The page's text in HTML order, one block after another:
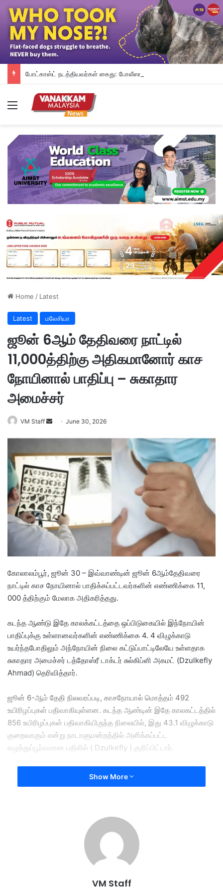
Menu
Home / Latest
Latest மலேசியா
ஜூன் 6ஆம் தேதிவரை நாட்டில்
11,000த்திற்கு அதிகமானோர் காச
நோயினால் பாதிப்பு – சுகாதார
அமைச்சர்
VM Staff
d
a
n
e
m
a
i
June 30, 2026
கோலாலம்பூர், ஜூன் 30 – இவ்வாண்டின் ஜூன் 6ஆம்தேதிவரை
நாட்டில் காச நோயினால் பாதிக்கப்பட்டவர்களின் எண்ணிக்கை 11,
000 த்திற்கும் மேலாக அதிகரித்தது.
கடந்த ஆண்டு இதே காலக்கட்டத்தை ஒப்பிடுகையில் இந்நோயின்
பாதிப்புக்கு உள்ளானவர்களின் எண்ணிக்கை 4. 4 விழுக்காடு
உயர்ந்தபோதிலும் அந்நோயின் நிலை கட்டுப்பாட்டிலேயே உள்ளதாக
சுகாதார அமைச்சர் டத்தோஸ்ரீ டாக்டர் சுல்கிப்ளி அகமட் (Dzulkefly
Ahmad) தெரிவித்தார்.
ஜூன் 6-ஆம் தேதி நிலவரப்படி, காசநோயால் மொத்தம் 492
உயிரிழப்புகள் பதிவாகியுள்ளன. கடந்த ஆண்டின் இதே காலகட்டத்தில்
856 உயிரிழப்புகள் பதிவாகியிருந்த நிலையில், இது 43.1 விழுக்காடு
குறைவாகும் என்று நாடாளுமன்றத்தில் அளிக்கப்பட்ட
எழுத்துப்பூர்வமான பதிலில் ( Dzulkefly ) குறிப்பிட்டார்.
நோயாளிகள் முன்கூட்டியே சிகிச்சை பெறுவதை உறுதிசெய்யும்
வகையில், நோயைக் கண்டறியும் நடவடிக்கைகளைத்
மலேசியாவில் காசநோயின் தற்போதைய நிலை குறிப்பாக தொற்று ,
உயிரிழப்புப் போக்குகள் மற்றும் நோயைக் கண்டறிவதில் உள்ள
சவால்கள் குறித்து பத்து காஜா பக்காத்தான் நாடாளுமன்ற உறுப்பினர்
அளித்தபோது Dzulkefly இத்தகவலை வெளியிட்டார்.
Show More
VM Staff